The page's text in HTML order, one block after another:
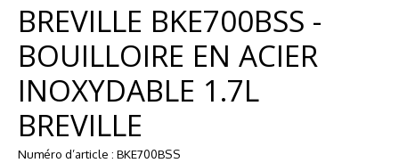
BREVILLE BKE700BSS -
BOUILLOIRE EN ACIER
INOXYDABLE 1.7L
BREVILLE
Numéro d’article : BKE700BSS